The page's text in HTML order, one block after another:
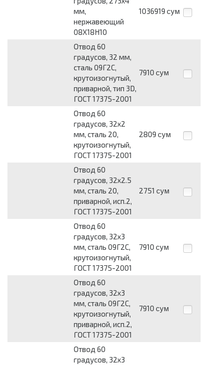
мм,
нержавеющий
08Х18Н10
1036919 сум
Отвод 60
градусов, 32 мм,
сталь 09Г2С,
крутоизогнутый,
приварной, тип 3D,
ГОСТ 17375-2001
7910 сум
Отвод 60
градусов, 32x2
мм, сталь 20,
крутоизогнутый,
ГОСТ 17375-2001
2809 сум
Отвод 60
градусов, 32x2.5
мм, сталь 20,
приварной, исп.2,
ГОСТ 17375-2001
2751 сум
Отвод 60
градусов, 32x3
мм, сталь 09Г2С,
крутоизогнутый,
ГОСТ 17375-2001
7910 сум
Отвод 60
градусов, 32x3
мм, сталь 09Г2С,
крутоизогнутый,
приварной, исп.2,
ГОСТ 17375-2001
7910 сум
Отвод 60
градусов, 32x3